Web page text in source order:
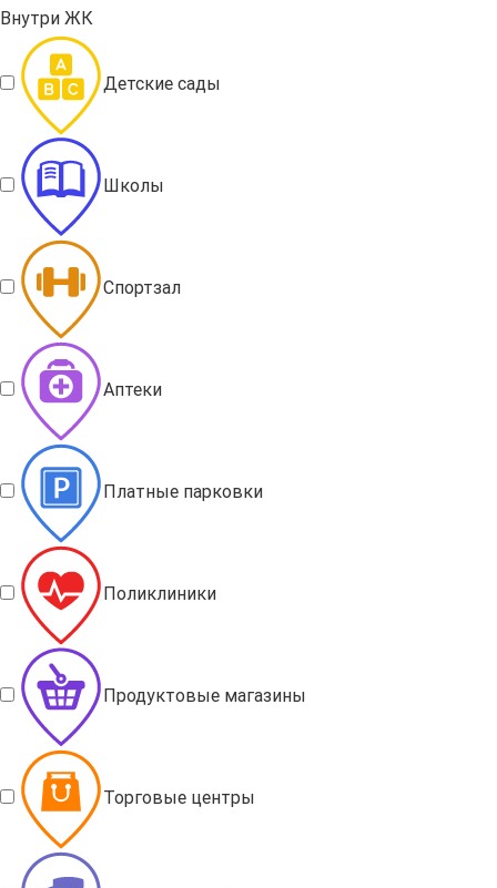
Внутри ЖК
Детские сады
Школы
Спортзал
Аптеки
Платные парковки
Поликлиники
Продуктовые магазины
Торговые центры